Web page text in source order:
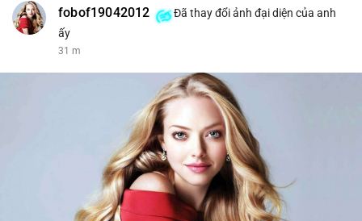
fobof19042012
Đã thay đổi ảnh đại diện của anh
ấy
31 m